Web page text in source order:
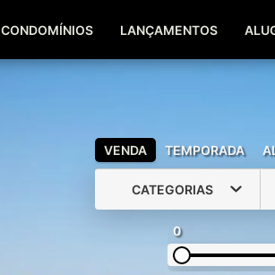
CONDOMÍNIOS LANÇAMENTOS
VENDA TEMPORADA
CATEGORIAS
0